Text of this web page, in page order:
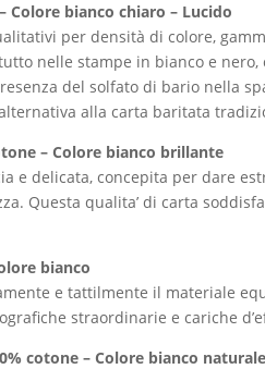
Colore bianco chiaro – Lucido
per densità di colore,
nelle stampe in bianco e
del solfato di bario nella
alla carta baritata
– Colore bianco brillante
e delicata, concepita per dare
Questa qualita’ di carta
bianco
e tattilmente il materiale
straordinarie e cariche
cotone – Colore bianco naturale